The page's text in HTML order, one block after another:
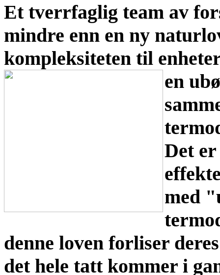
Et tverrfaglig team av
mindre enn en ny
kompleksiteten til
en
Det
med
denne loven forliser
det hele tatt kommer i